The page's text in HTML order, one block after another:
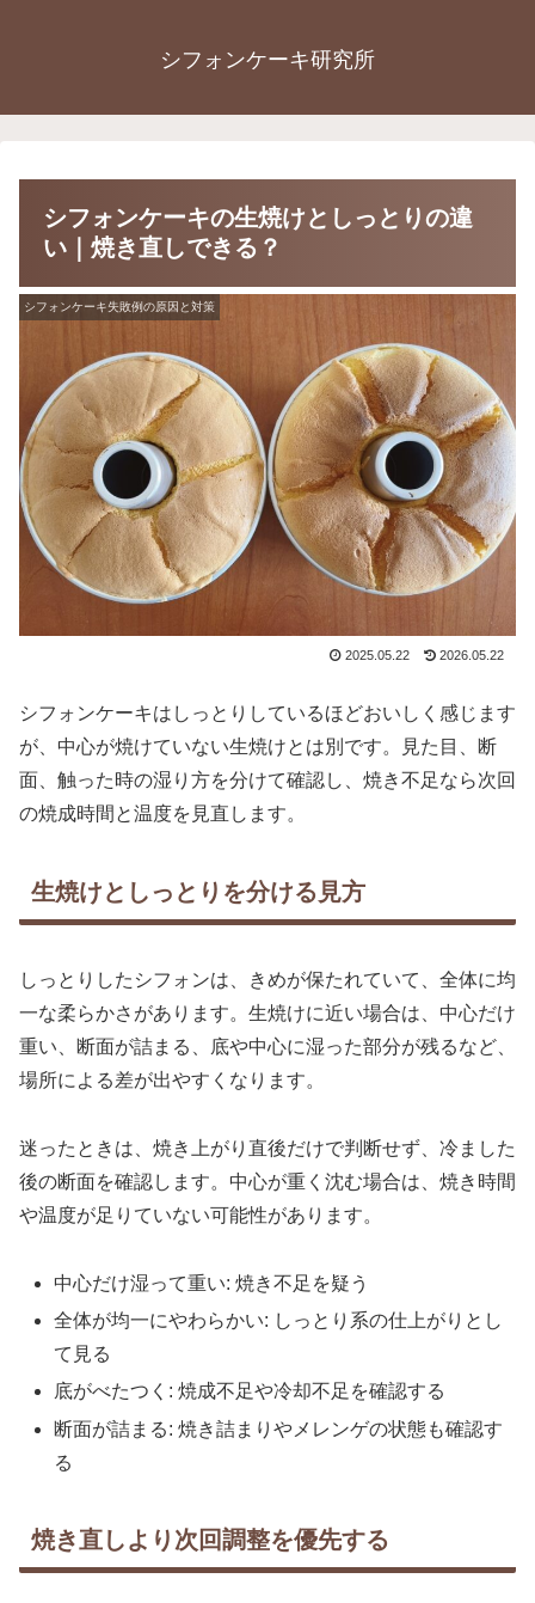
シフォンケーキ研究所
シフォンケーキの生焼けとしっとりの違
い｜焼き直しできる？
シフォンケーキ失敗例の原因と対策
2025.05.22 2026.05.22
シフォンケーキはしっとりしているほどおいしく感じます
が、中心が焼けていない生焼けとは別です。見た目、断
面、触った時の湿り方を分けて確認し、焼き不足なら次回
の焼成時間と温度を見直します。
生焼けとしっとりを分ける見方
しっとりしたシフォンは、きめが保たれていて、全体に均
一な柔らかさがあります。生焼けに近い場合は、中心だけ
重い、断面が詰まる、底や中心に湿った部分が残るなど、
場所による差が出やすくなります。
迷ったときは、焼き上がり直後だけで判断せず、冷ました
後の断面を確認します。中心が重く沈む場合は、焼き時間
や温度が足りていない可能性があります。
中心だけ湿って重い: 焼き不足を疑う
全体が均一にやわらかい: しっとり系の仕上がりとし
て見る
底がべたつく: 焼成不足や冷却不足を確認する
断面が詰まる: 焼き詰まりやメレンゲの状態も確認す
る
焼き直しより次回調整を優先する